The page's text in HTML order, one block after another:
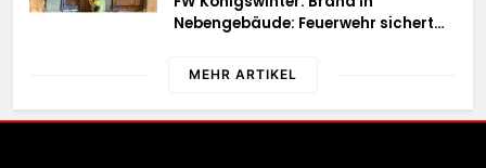
Nebengebäude: Feuerwehr sichert
MEHR ARTIKEL